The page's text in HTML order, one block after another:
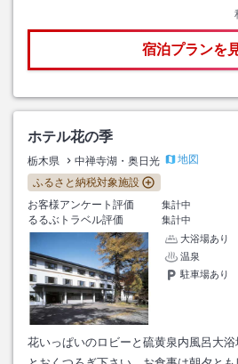
宿泊プランを
ホテル花の季
栃木県 中禅寺湖・奥日光
地図
ふるさと納税対象施設
お客様アンケート評価
集計中
るるぶトラベル評価
集計中
大浴場あり
温泉
駐車場あり
花いっぱいのロビーと硫黄泉内風呂大